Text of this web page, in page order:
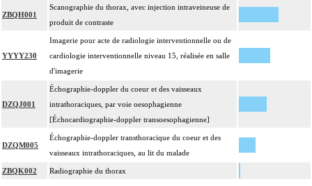
ZBQH001
Scanographie du thorax, avec injection intraveineuse de
produit de contraste
YYYY230
Imagerie pour acte de radiologie interventionnelle ou de
cardiologie interventionnelle niveau 15, réalisée en salle
d'imagerie
DZQJ001
Échographie-doppler du coeur et des vaisseaux
intrathoraciques, par voie oesophagienne
[Échocardiographie-doppler transoesophagienne]
DZQM005
Échographie-doppler transthoracique du coeur et des
vaisseaux intrathoraciques, au lit du malade
ZBQK002 Radiographie du thorax